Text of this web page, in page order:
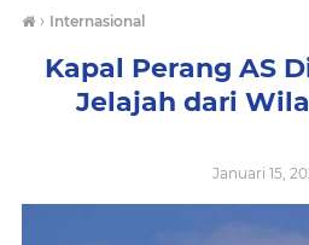
› Internasional
Kapal Perang AS
Jelajah dari
Januari 15,